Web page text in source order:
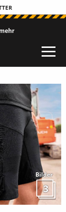
mehr
Bilder
3